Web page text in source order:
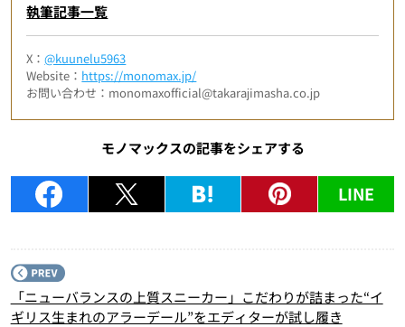
執筆記事一覧
X：@kuunelu5963
Website： https://monomax.jp/
お問い合わせ：monomaxofficial@takarajimasha.co.jp
モノマックスの記事をシェアする
LINE
「ニューバランスの上質スニーカー」こだわりが詰まった“イ
ギリス生まれのアラーデール”をエディターが試し履き